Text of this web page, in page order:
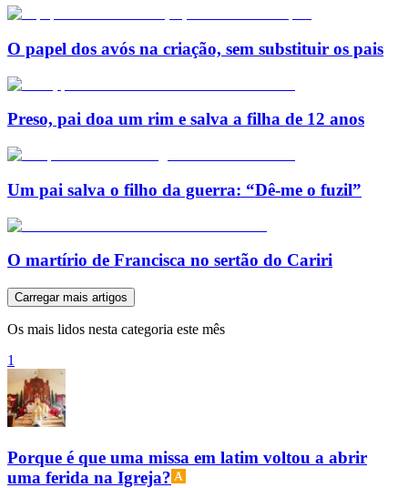
O papel dos avós na criação, sem substituir os pais
Preso, pai doa um rim e salva a filha de 12 anos
Um pai salva o filho da guerra: “Dê-me o fuzil”
O martírio de Francisca no sertão do Cariri
Carregar mais artigos
Os mais lidos nesta categoria este mês
1
Porque é que uma missa em latim voltou a abrir
uma ferida na Igreja?